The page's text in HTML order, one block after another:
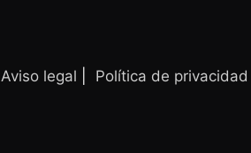
Aviso legal Política de privacidad